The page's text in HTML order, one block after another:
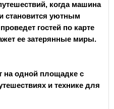
когда машина
становится уютным
гостей по карте
ее затерянные миры.
на одной площадке с
и технике для